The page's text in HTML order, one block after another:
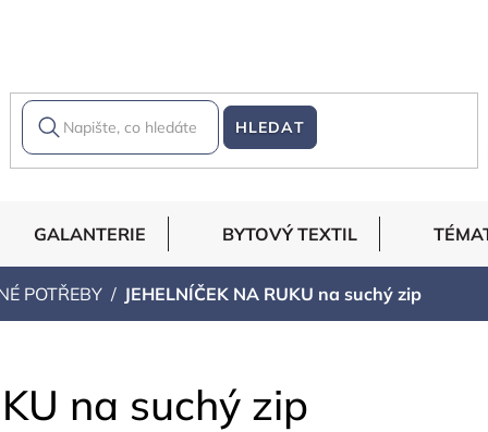
HLEDAT
GALANTERIE BYTOVÝ TEXTIL
POTŘEBY JEHELNÍČEK NA RUKU na suchý zip
na suchý zip